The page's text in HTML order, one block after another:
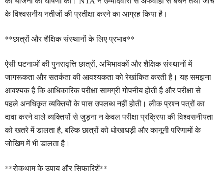
के विश्वसनीय नतीजों की प्रतीक्षा करने का आग्रह किया है।
**छात्रों और शैक्षिक संस्थानों के लिए प्रभाव**
ऐसी घटनाओं की पुनरावृत्ति छात्रों, अभिभावकों और शैक्षिक संस्थानों में
जागरूकता और सतर्कता की आवश्यकता को रेखांकित करती है। यह समझना
आवश्यक है कि आधिकारिक परीक्षा सामग्री गोपनीय होती है और परीक्षा से
पहले अनधिकृत व्यक्तियों के पास उपलब्ध नहीं होती। लीक प्रश्न पत्रों का
दावा करने वाले व्यक्तियों से जुड़ना न केवल परीक्षा प्रक्रिया की विश्वसनीयता
को खतरे में डालता है, बल्कि छात्रों को धोखाधड़ी और कानूनी परिणामों के
जोखिम में भी डालता है।
**रोकथाम के उपाय और सिफारिशें**